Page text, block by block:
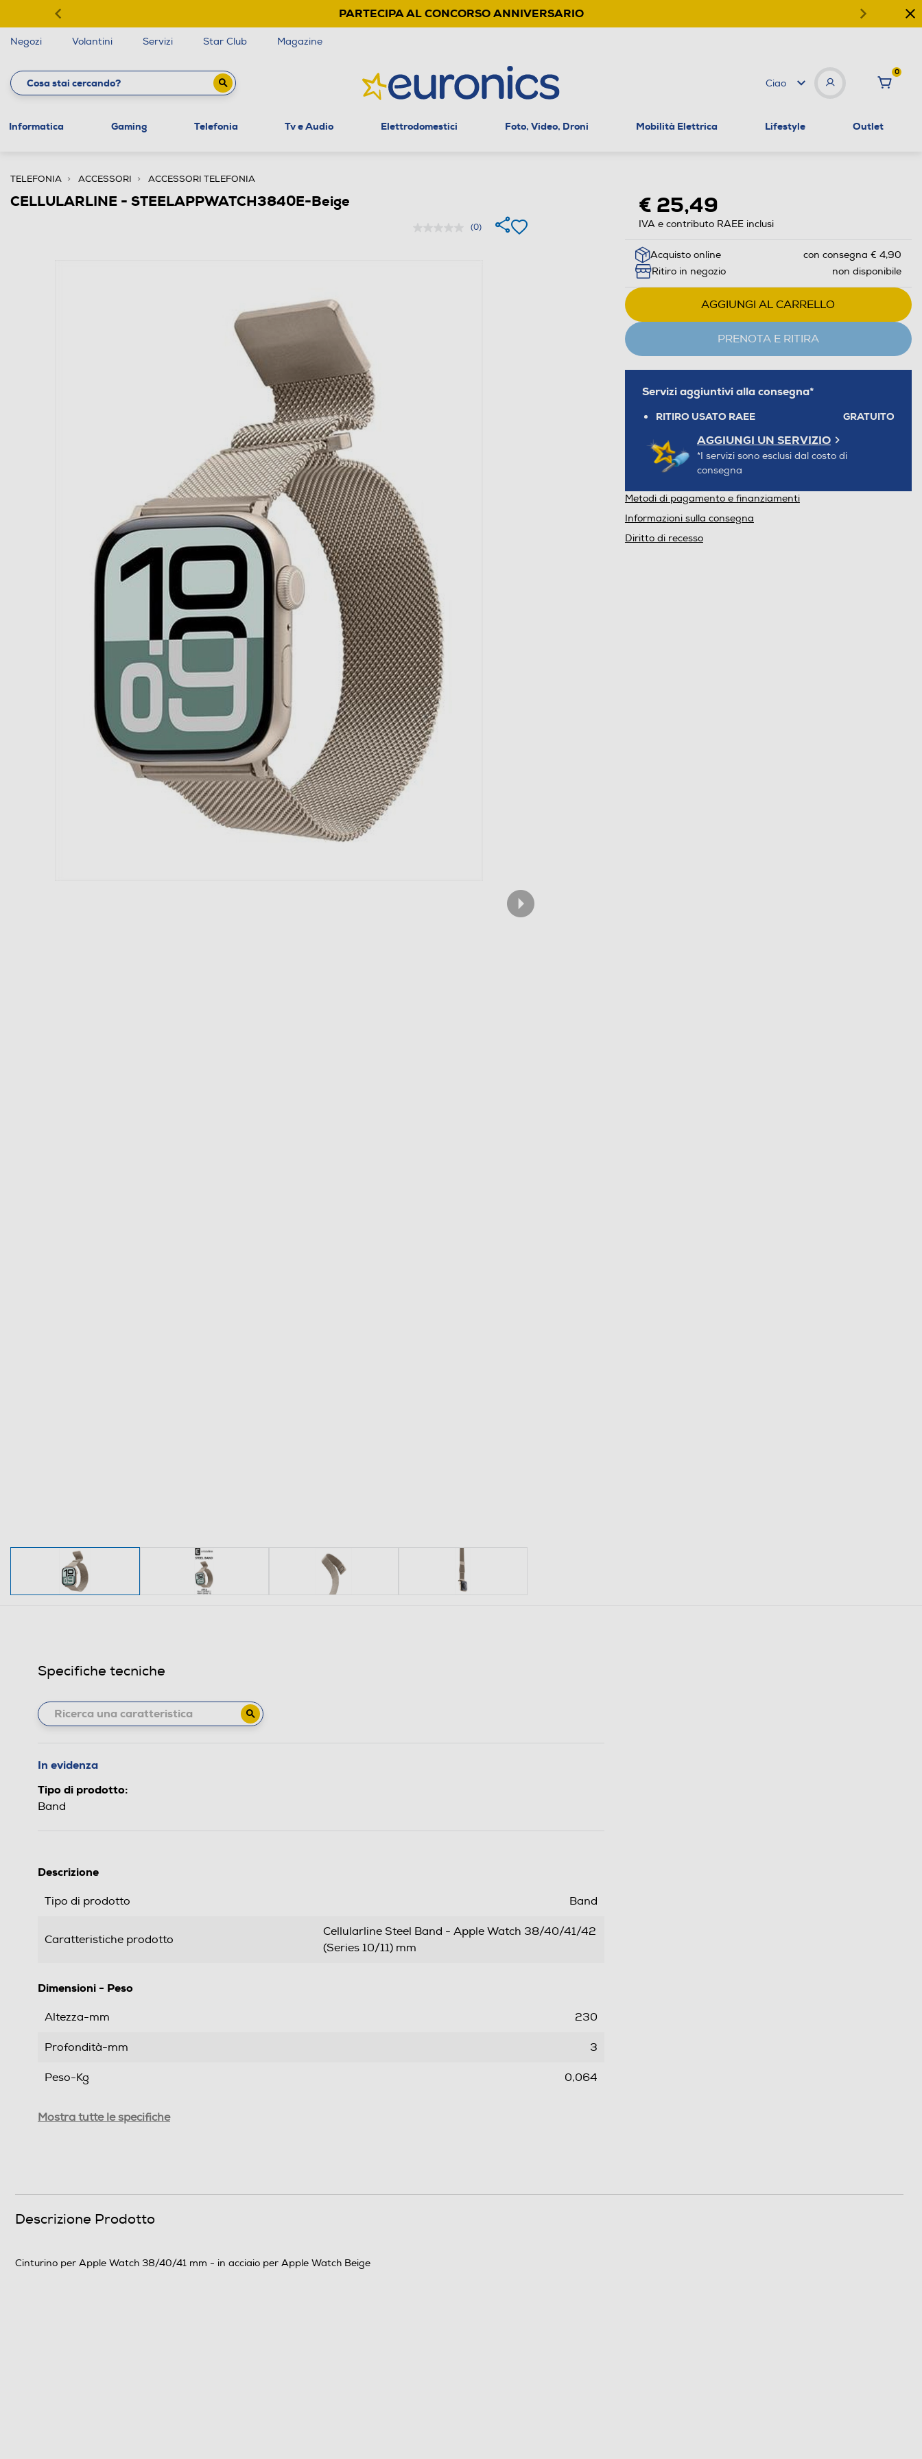
PARTECIPA AL CONCORSO ANNIVERSARIO
Negozi Volantini Servizi Star Club Magazine
Ciao
0
Informatica Gaming Telefonia Tv e Audio Elettrodomestici Foto, Video, Droni Mobilità Elettrica Lifestyle Outlet
TELEFONIA ACCESSORI ACCESSORI TELEFONIA
CELLULARLINE - STEELAPPWATCH3840E-Beige
(0)
€ 25,49
IVA e contributo RAEE inclusi
Acquisto online
con consegna € 4,90
Ritiro in negozio
non disponibile
AGGIUNGI AL CARRELLO
PRENOTA E RITIRA
Servizi aggiuntivi alla consegna*
RITIRO USATO RAEE GRATUITO
AGGIUNGI UN SERVIZIO
*I servizi sono esclusi dal costo di
consegna
Metodi di pagamento e finanziamenti
Informazioni sulla consegna
Diritto di recesso
Specifiche tecniche
In evidenza
Tipo di prodotto:
Band
Descrizione
Tipo di prodotto Band
Caratteristiche prodotto
Cellularline Steel Band - Apple Watch 38/40/41/42
(Series 10/11) mm
Dimensioni - Peso
Altezza-mm 230
Profondità-mm 3
Peso-Kg 0,064
Informazioni sulla sicurezza del prodotto
Mostra tutte le specifiche
Descrizione Prodotto
Cinturino per Apple Watch 38/40/41 mm - in acciaio per Apple Watch Beige